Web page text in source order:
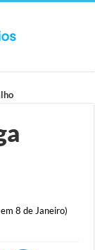
8 de Janeiro)